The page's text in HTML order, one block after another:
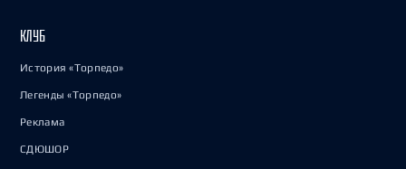
КЛУБ
История «Торпедо»
Легенды «Торпедо»
Реклама
СДЮШОР